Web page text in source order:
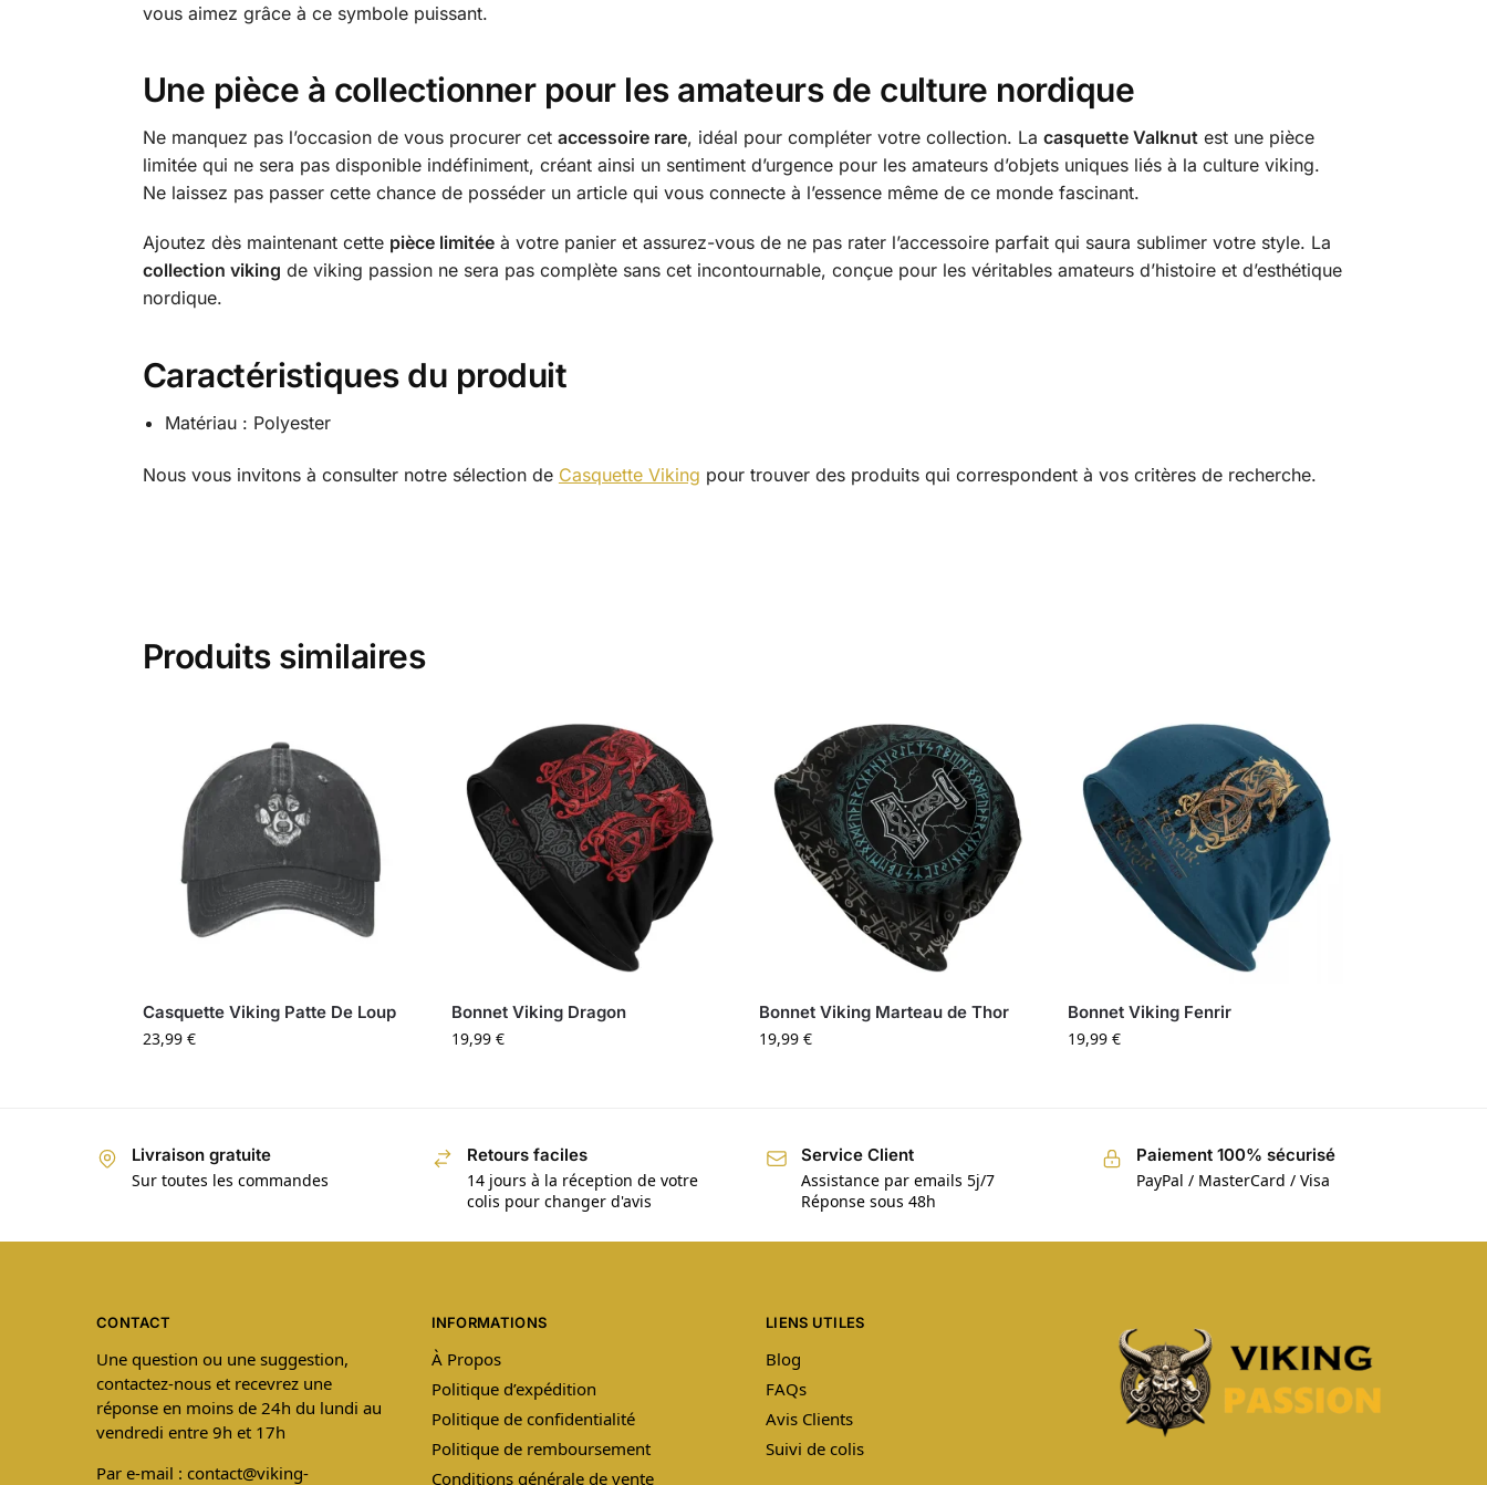
vous aimez grâce à ce symbole puissant.
Une pièce à collectionner pour les amateurs de culture nordique
Ne manquez pas l’occasion de vous procurer cet accessoire rare, idéal pour compléter votre collection. La casquette Valknutest une pièce
limitée qui ne sera pas disponible indéfiniment, créant ainsi un sentiment d’urgence pour les amateurs d’objets uniques liés à la culture viking.
Ne laissez pas passer cette chance de posséder un article qui vous connecte à l’essence même de ce monde fascinant.
Ajoutez dès maintenant cette pièce limitéeà votre panier et assurez-vous de ne pas rater l’accessoire parfait qui saura sublimer votre style. La
collection viking de viking passion ne sera pas complète sans cet incontournable, conçue pour les véritables amateurs d’histoire et d’esthétique
nordique.
Caractéristiques du produit
Matériau : Polyester
Nous vous invitons à consulter notre sélection de Casquette Viking pour trouver des produits qui correspondent à vos critères de recherche.
Produits similaires
Casquette Viking Patte De Loup
23,99 €
Bonnet Viking Dragon
19,99 €
Bonnet Viking Marteau de Thor
19,99€
Bonnet Viking Fenrir
19,99€
Livraison gratuite
Sur toutes les commandes
Retours faciles
14 jours à la réception de votre
colis pour changer d'avis
Service Client
Assistance par emails 5j/7
Réponse sous 48h
Paiement 100% sécurisé
PayPal / MasterCard / Visa
CONTACT
Une question ou une suggestion,
contactez-nous et recevrez une
réponse en moins de 24h du lundi au
vendredi entre 9h et 17h
Par e-mail : contact@viking-
INFORMATIONS
À Propos
Politique d’expédition
Politique de confidentialité
Politique de remboursement
Conditions générale de vente
LIENS UTILES
Blog
FAQs
Avis Clients
Suivi de colis